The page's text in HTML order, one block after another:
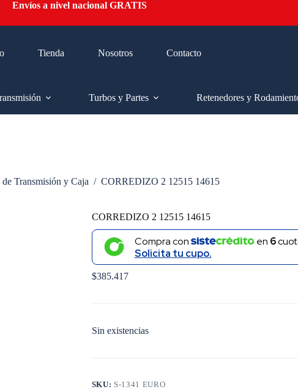
Envíos a nivel nacional GRATIS
Tienda Nosotros Contacto
Turbos y Partes Retenedores y
Transmisión y Caja / CORREDIZO 2 12515 14615
CORREDIZO 2 12515 14615
Compra con en 6
Solicita tu cupo.
$385.417
Sin existencias
SKU: S-1341 EURO